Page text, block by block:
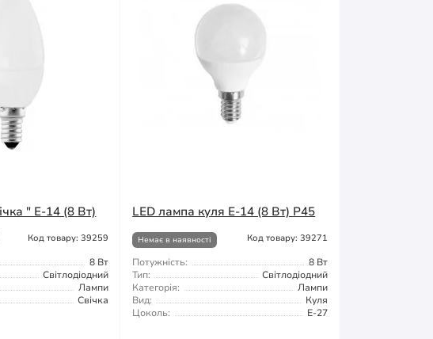
" E-14 (8 Вт)
Код товару: 39259
8 Вт
Світлодіодний
Лампи
Свічка
LED лампа куля E-14 (8 Вт) Р45
Немає в наявності Код товару: 39271
Потужність:
8 Вт
Тип:
Світлодіодний
Категорія:
Лампи
Вид:
Куля
Цоколь:
Е-27